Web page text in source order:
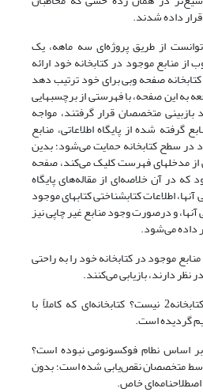
داده شدند.
توانست از طریق پروژه‌ای سه ماهه، یک
از منابع موجود در کتابخانه خود ارائه
صفحه وبی برای خود ترتیب دهد
به این صفحه، با فهرستی از برچسبهایی
متخصصان قرار گرفتند، مواجه
شده از پایگاه اطلاعاتی، منابع
در سطح کتابخانه حمایت می‌شود؛ بدین
مدخلهای فهرست کلیک می‌کند، صفحه
در آن خلاصه‌ای از مقاله‌های پایگاه
اطلاعات کتابشناختی کتابهای موجود
آنها، و درصورت وجود منابع غیر چاپی نیز
داده می‌شود.
منابع موجود در کتابخانه خود را به راحتی
دارند، بازیابی می‌کنند.
آیا این یک نمونة واقعی از کتابخانه2 نیست؟ کتابخانه‌ای که کاملاً با
گردیده است.
بر اساس نطام فوکسونومی نبوده است؟
متخصصان نقص‌یابی شده است؛ بدون
اصطلاحنامه‌ای خاص.